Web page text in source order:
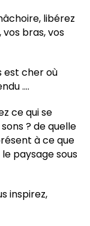
libérez
bras, vos
est cher où
….
ce qui se
? de quelle
à ce que
paysage sous
inspirez,